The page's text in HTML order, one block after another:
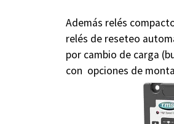
Además relés
relés de reseteo
por cambio de carga
con opciones de